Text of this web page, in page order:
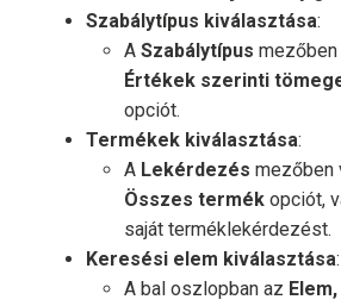
Szabálytípus kiválasztása:
A Szabálytípus
Értékek szerinti
opciót.
Termékek kiválasztása:
A Lekérdezés mezőben
Összes termék opciót,
saját terméklekérdezést.
Keresési elem kiválasztása:
A bal oszlopban az